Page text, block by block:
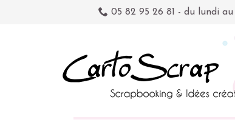
05 82 95 26 81 - du lundi